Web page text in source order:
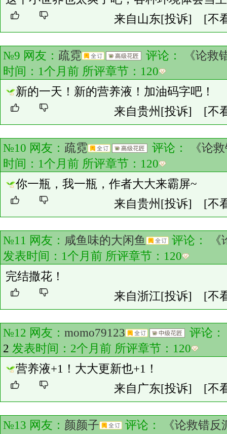
来自山东[投诉] [不
№9 网友： 疏霓 评论：
《论救
时间：1个月前 所评章节： 120
新的一天！新的营养液！加油码字吧！
来自贵州 [投诉] [不
№10 网友： 疏霓 评论：
《论
时间：1个月前 所评章节： 120
你一瓶，我一瓶，作者大大来霸屏~
来自贵州 [投诉] [不
№11 网友： 咸鱼味的大闲鱼 评论：
发表时间：1个月前 所评章节： 120
完结撒花！
来自浙江[投诉] [不
№12 网友： momo79123
评论：
2 发表时间：2个月前 所评章节： 120
营养液+1！大大更新也+1！
来自广东[投诉] [不
№13 网友： 颜颜子 评论：
《论救错